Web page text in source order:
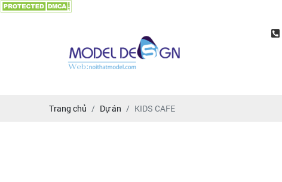
Trang chủ Dự án KIDS CAFE